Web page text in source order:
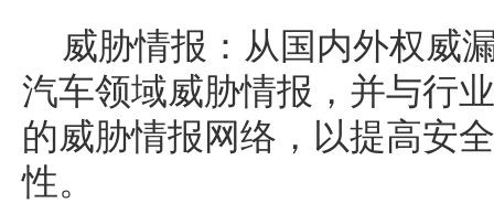
威胁情报：从国内外权威
汽车领域威胁情报，并与行
的威胁情报网络，以提高安
性。